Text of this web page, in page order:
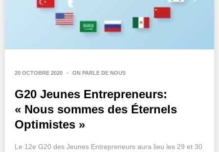
20 OCTOBRE 2020 - ON PARLE DE NOUS
G20 Jeunes Entrepreneurs:
« Nous sommes des Éternels
Optimistes »
Le 12e G20 des Jeunes Entrepreneurs aura lieu les 29 et 30